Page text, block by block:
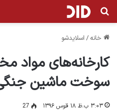
جستجو برای
خانه/ اسلایدشو
کارخانه‌های مواد
سوخت ماشین جنگی
۳:۰۳ ب.ظ ۱۸ قوس ۱۳۹۶ 27